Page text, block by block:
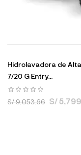
Hidrolavadora de
7/20 G Entry...
S/ 9,053.66 S/